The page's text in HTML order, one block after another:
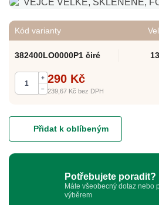
Kód varianty
382400LO0000P1 čiré
+
–
290 Kč
239,67 Kč bez DPH
Přidat k oblíbeným
Potřebujete poradit?
Máte všeobecný dotaz nebo
výběrem